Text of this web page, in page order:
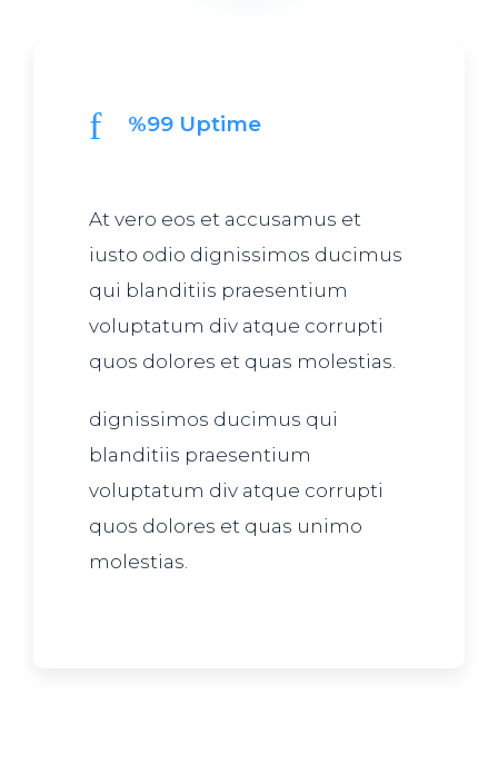
%99 Uptime
At vero eos et accusamus et
iusto odio dignissimos ducimus
qui blanditiis praesentium
voluptatum div atque corrupti
quos dolores et quas molestias.
dignissimos ducimus qui
blanditiis praesentium
voluptatum div atque corrupti
quos dolores et quas unimo
molestias.